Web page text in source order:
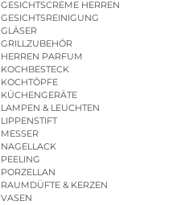
GESICHTSCREME HERREN
GESICHTSREINIGUNG
GLÄSER
GRILLZUBEHÖR
HERREN PARFUM
KOCHBESTECK
KOCHTÖPFE
KÜCHENGERÄTE
LAMPEN & LEUCHTEN
LIPPENSTIFT
MESSER
NAGELLACK
PEELING
PORZELLAN
RAUMDÜFTE & KERZEN
VASEN